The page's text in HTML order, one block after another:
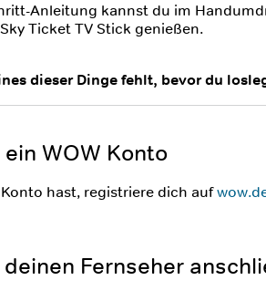
Anleitung kannst du im
Ticket TV Stick genießen.
dieser Dinge fehlt, bevor du
WOW Konto
hast, registriere dich auf
Fernseher